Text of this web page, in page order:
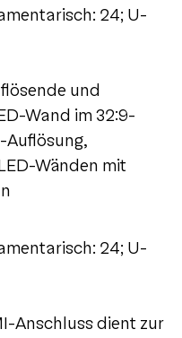
24; U-
und
Wand im 32:9-
Auflösung,
Wänden mit
24; U-
Anschluss dient zur